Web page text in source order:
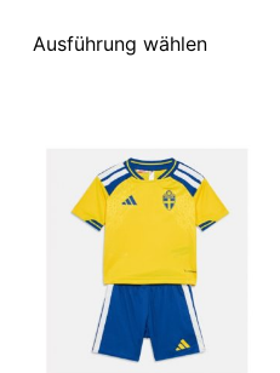
Ausführung wählen